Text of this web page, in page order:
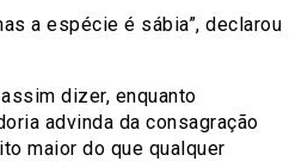
a espécie é sábia”, declarou
dizer, enquanto
advinda da consagração
maior do que qualquer